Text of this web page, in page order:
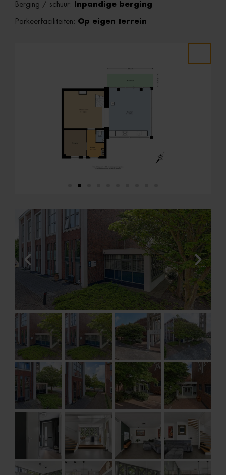
Berging / schuur: Inpandige berging
Parkeerfaciliteiten: Op eigen terrein